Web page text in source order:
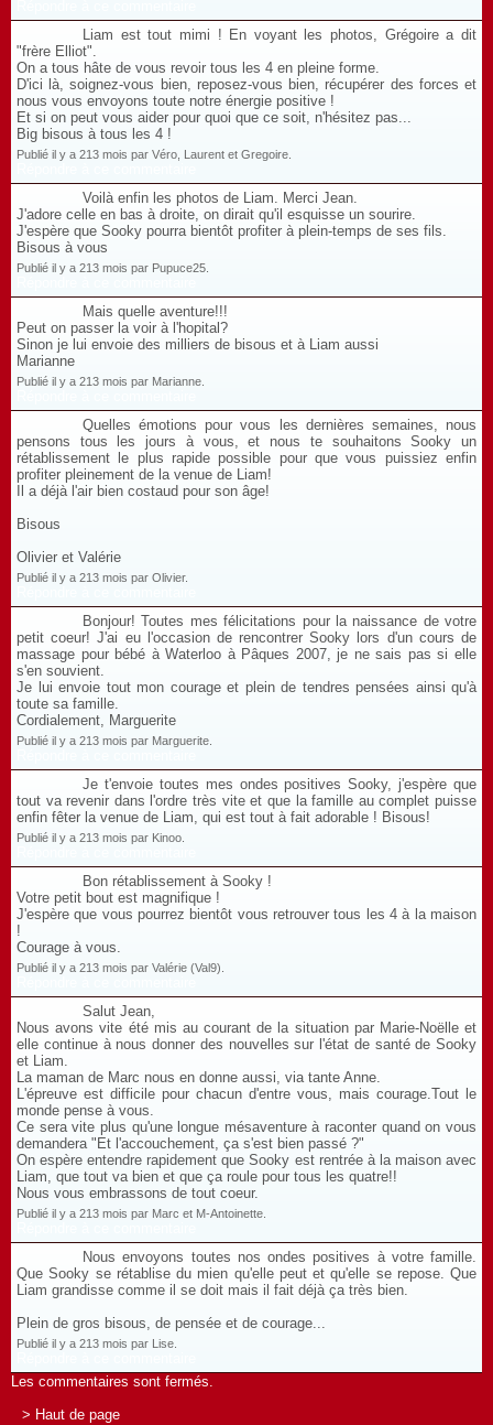
Liam est tout mimi ! En voyant les photos, Grégoire a dit
"frère Elliot".
On a tous hâte de vous revoir tous les 4 en pleine forme.
D'ici là, soignez-vous bien, reposez-vous bien, récupérer des forces et
nous vous envoyons toute notre énergie positive !
Et si on peut vous aider pour quoi que ce soit, n'hésitez pas...
Big bisous à tous les 4 !
Publié il y a 213 mois par Véro, Laurent et Gregoire.
Voilà enfin les photos de Liam. Merci Jean.
J'adore celle en bas à droite, on dirait qu'il esquisse un sourire.
J'espère que Sooky pourra bientôt profiter à plein-temps de ses fils.
Bisous à vous
Publié il y a 213 mois par Pupuce25.
Mais quelle aventure!!!
Peut on passer la voir à l'hopital?
Sinon je lui envoie des milliers de bisous et à Liam aussi
Marianne
Publié il y a 213 mois par Marianne.
Quelles émotions pour vous les dernières semaines, nous
pensons tous les jours à vous, et nous te souhaitons Sooky un
rétablissement le plus rapide possible pour que vous puissiez enfin
profiter pleinement de la venue de Liam!
Il a déjà l'air bien costaud pour son âge!
Bisous
Olivier et Valérie
Publié il y a 213 mois par Olivier.
Bonjour! Toutes mes félicitations pour la naissance de votre
petit coeur! J'ai eu l'occasion de rencontrer Sooky lors d'un cours de
massage pour bébé à Waterloo à Pâques 2007, je ne sais pas si elle
s'en souvient.
Je lui envoie tout mon courage et plein de tendres pensées ainsi qu'à
toute sa famille.
Cordialement, Marguerite
Publié il y a 213 mois par Marguerite.
Je t'envoie toutes mes ondes positives Sooky, j'espère que
tout va revenir dans l'ordre très vite et que la famille au complet puisse
enfin fêter la venue de Liam, qui est tout à fait adorable ! Bisous!
Publié il y a 213 mois par Kinoo.
Bon rétablissement à Sooky !
Votre petit bout est magnifique !
J'espère que vous pourrez bientôt vous retrouver tous les 4 à la maison
!
Courage à vous.
Publié il y a 213 mois par Valérie (Val9).
Salut Jean,
Nous avons vite été mis au courant de la situation par Marie-Noëlle et
elle continue à nous donner des nouvelles sur l'état de santé de Sooky
et Liam.
La maman de Marc nous en donne aussi, via tante Anne.
L'épreuve est difficile pour chacun d'entre vous, mais courage.Tout le
monde pense à vous.
Ce sera vite plus qu'une longue mésaventure à raconter quand on vous
demandera "Et l'accouchement, ça s'est bien passé ?"
On espère entendre rapidement que Sooky est rentrée à la maison avec
Liam, que tout va bien et que ça roule pour tous les quatre!!
Nous vous embrassons de tout coeur.
Publié il y a 213 mois par Marc et M-Antoinette.
Nous envoyons toutes nos ondes positives à votre famille.
Que Sooky se rétablise du mien qu'elle peut et qu'elle se repose. Que
Liam grandisse comme il se doit mais il fait déjà ça très bien.
Plein de gros bisous, de pensée et de courage...
Publié il y a 213 mois par Lise.
Les commentaires sont fermés.
> Haut de page